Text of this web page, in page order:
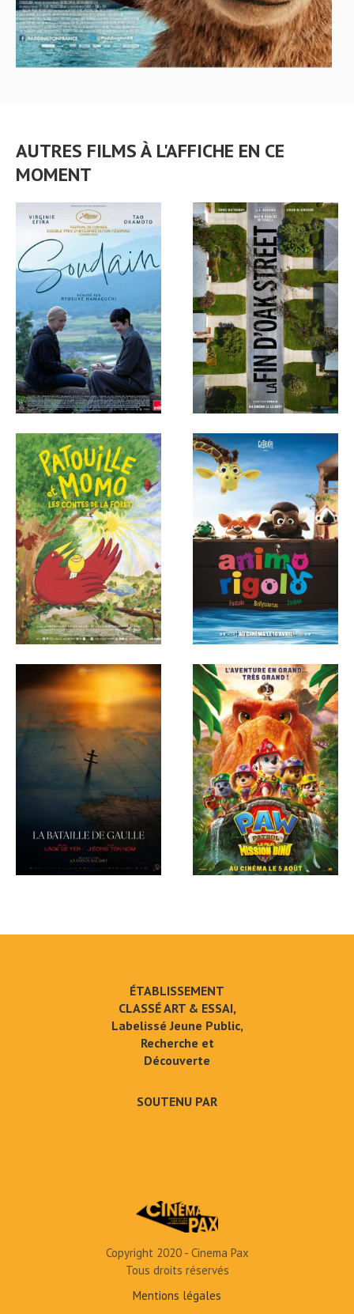
AUTRES FILMS À L'AFFICHE EN CE
MOMENT
ÉTABLISSEMENT
CLASSÉ ART & ESSAI,
Labelissé Jeune Public,
Recherche et
Découverte
SOUTENU PAR
Copyright 2020 - Cinema Pax
Tous droits réservés
Mentions légales